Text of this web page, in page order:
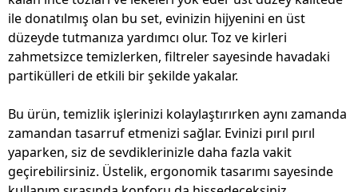
ile donatılmış olan bu set, evinizin hijyenini en üst
düzeyde tutmanıza yardımcı olur. Toz ve kirleri
zahmetsizce temizlerken, filtreler sayesinde havadaki
partikülleri de etkili bir şekilde yakalar.
Bu ürün, temizlik işlerinizi kolaylaştırırken aynı zamanda
zamandan tasarruf etmenizi sağlar. Evinizi pırıl pırıl
yaparken, siz de sevdiklerinizle daha fazla vakit
geçirebilirsiniz. Üstelik, ergonomik tasarımı sayesinde